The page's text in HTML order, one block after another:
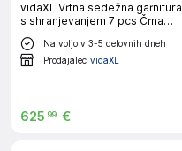
vidaXL Vrtna sedežna garnitura
s shranjevanjem 7 pcs Črna
Poly ratan
Na voljo v 3-5 delovnih dneh
Prodajalec vidaXL
625 99 €